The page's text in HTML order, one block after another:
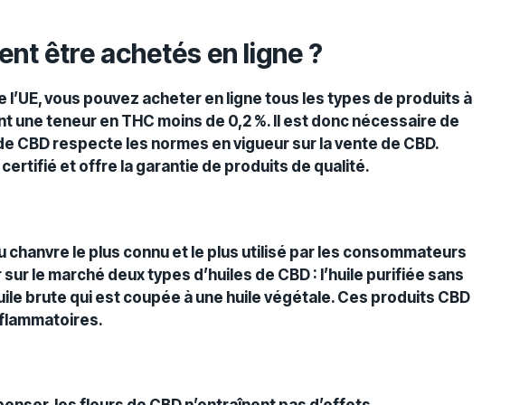
être achetés en ligne ?
l’UE, vous pouvez acheter en ligne tous les types de produits à
une teneuren THC moins de 0,2 %. Il est donc nécessaire de
CBD respecte les normes en vigueur sur la vente de CBD.
et offre la garantie de produits de qualité.
chanvre le plus connu et le plus utilisé par les consommateurs
le marché deux types d’huiles de CBD : l’huile purifiée sans
brute qui est coupée à une huile végétale. Ces produits CBD